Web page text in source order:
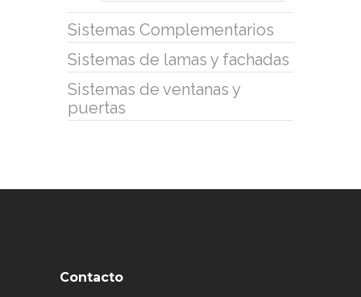
Sistemas Complementarios
Sistemas de lamas y fachadas
Sistemas de ventanas y
puertas
Contacto